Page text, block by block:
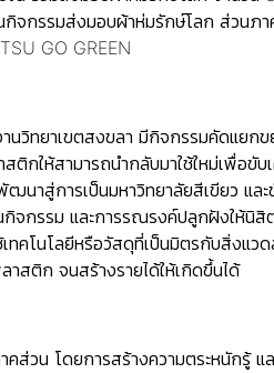
จกรรมส่งมอบผ้าห่มรักษ์โลก ส่วนภ
GO GREEN
นวิทยาเขตสงขลา มีกิจกรรมคัดแย
กให้สามารถนำกลับมาใช้ใหม่เพื่อขั
สู่การเป็นมหาวิทยาลัยสีเขียว และ
กรรม และการรณรงค์ปลูกฝังให้นิสิ
ทคโนโลยีหรือวัสดุที่เป็นมิตรกับสิ่งแ
าสติก จนสร้างรายได้ให้เกิดขึ้นได้
วน โดยการสร้างความตระหนักรู้ แ